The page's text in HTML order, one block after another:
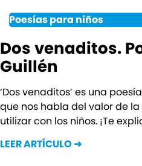
Poesías para niños
Dos venaditos.
Guillén
‘Dos venaditos’ es una
que nos habla del valor de
utilizar con los niños. ¡Te
LEER ARTÍCULO ➜